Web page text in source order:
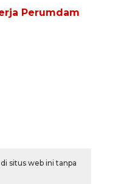
Perumdam
situs web ini tanpa